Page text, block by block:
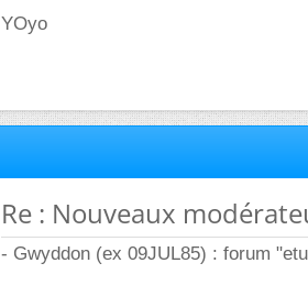
YOyo
Re : Nouveaux
- Gwyddon (ex 09JUL85) : forum